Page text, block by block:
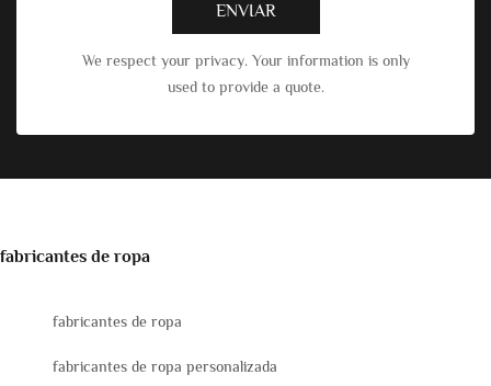
ENVIAR
We respect your privacy. Your information is only
used to provide a quote.
fabricantes de ropa
fabricantes de ropa
fabricantes de ropa personalizada